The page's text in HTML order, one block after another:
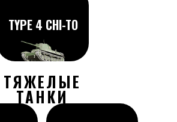
ТЯЖЕЛЫЕ
ТАНКИ
TYPE 4 CHI-TO